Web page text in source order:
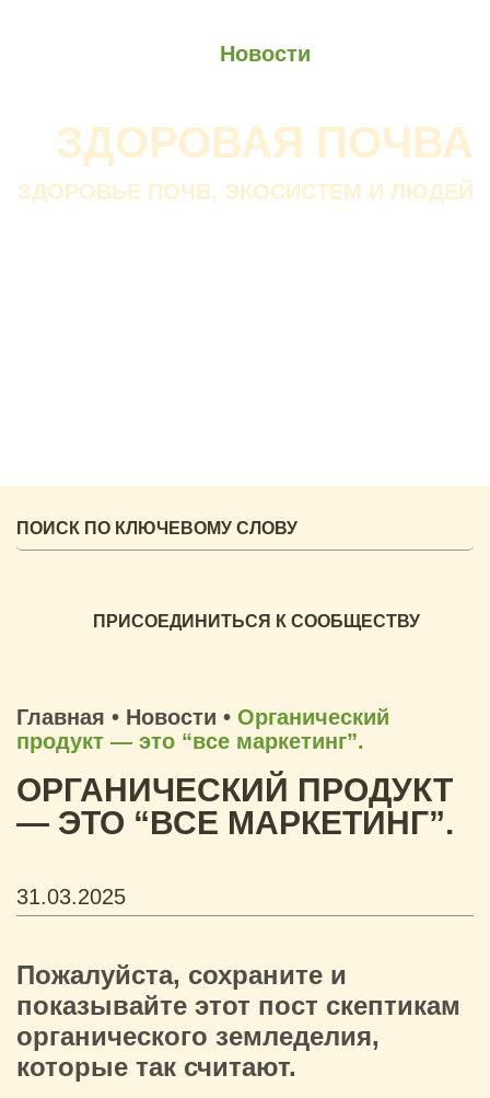
Новости
ЗДОРОВАЯ ПОЧВА
ЗДОРОВЬЕ ПОЧВ, ЭКОСИСТЕМ И ЛЮДЕЙ
ПРИСОЕДИНИТЬСЯ К СООБЩЕСТВУ
Главная • Новости • Органический
продукт — это “все маркетинг”.
ОРГАНИЧЕСКИЙ ПРОДУКТ
— ЭТО “ВСЕ МАРКЕТИНГ”.
31.03.2025
Пожалуйста, сохраните и
показывайте этот пост скептикам
органического земледелия,
которые так считают.